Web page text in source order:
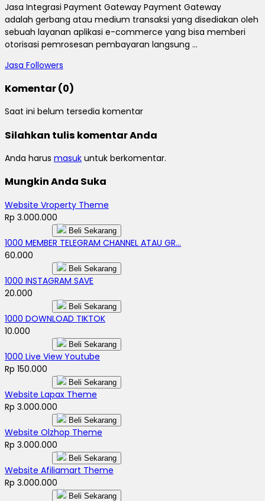
Jasa Integrasi Payment Gateway Payment Gateway
adalah gerbang atau medium transaksi yang disediakan oleh
sebuah layanan aplikasi e-commerce yang bisa memberi
otorisasi pemrosesan pembayaran langsung ...
Jasa Followers
Komentar (0)
Saat ini belum tersedia komentar
Silahkan tulis komentar Anda
Anda harus masuk untuk berkomentar.
Mungkin Anda Suka
Website Vroperty Theme
Rp 3.000.000
Beli Sekarang
1000 MEMBER TELEGRAM CHANNEL ATAU GR...
60.000
Beli Sekarang
1000 INSTAGRAM SAVE
20.000
Beli Sekarang
1000 DOWNLOAD TIKTOK
10.000
Beli Sekarang
1000 Live View Youtube
Rp 150.000
Beli Sekarang
Website Lapax Theme
Rp 3.000.000
Beli Sekarang
Website Olzhop Theme
Rp 3.000.000
Beli Sekarang
Website Afiliamart Theme
Rp 3.000.000
Beli Sekarang